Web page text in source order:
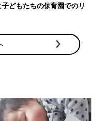
どもたちの保育園でのリ